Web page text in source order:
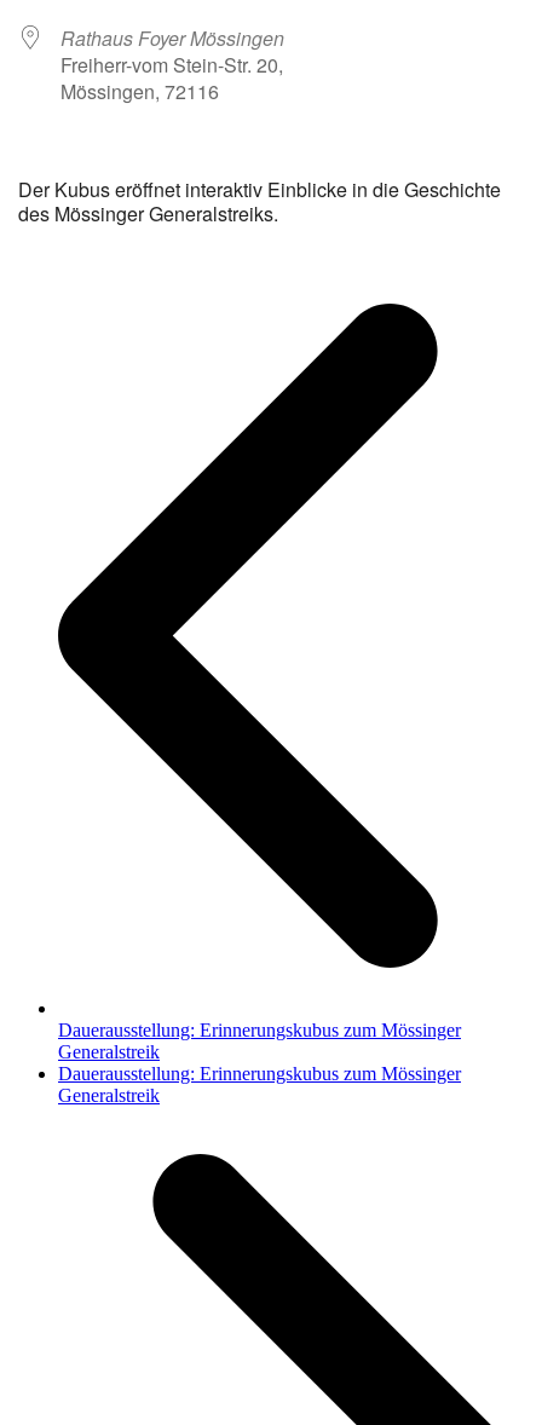
Rathaus Foyer Mössingen
Freiherr-vom Stein-Str. 20,
Mössingen, 72116
Der Kubus eröffnet interaktiv Einblicke in die Geschichte
des Mössinger Generalstreiks.
Dauerausstellung: Erinnerungskubus zum Mössinger
Generalstreik
Nächster
Beitrag:
Dauerausstellung: Erinnerungskubus zum Mössinger
Generalstreik